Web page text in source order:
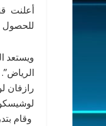
للحصول
ويستعد
الرياض”.
رازفان
وقام